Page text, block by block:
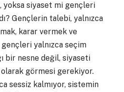
yoksa siyaset mi gençleri
Gençlerin talebi, yalnızca
karar vermek ve
yalnızca seçim
bir nesne değil, siyaseti
görmesi gerekiyor.
sessiz kalmıyor, sistemin